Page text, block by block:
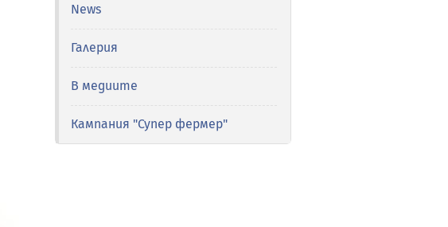
News
Галерия
В медиите
Кампания "Супер фермер"